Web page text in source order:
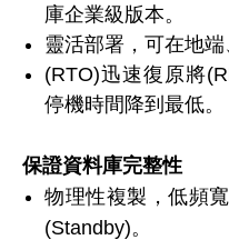
庫企業級版本。
靈活部署，可在地端
(RTO)迅速復原將
停機時間降到最低。
保證資料庫完整性
物理性複製，低頻
(Standby)。